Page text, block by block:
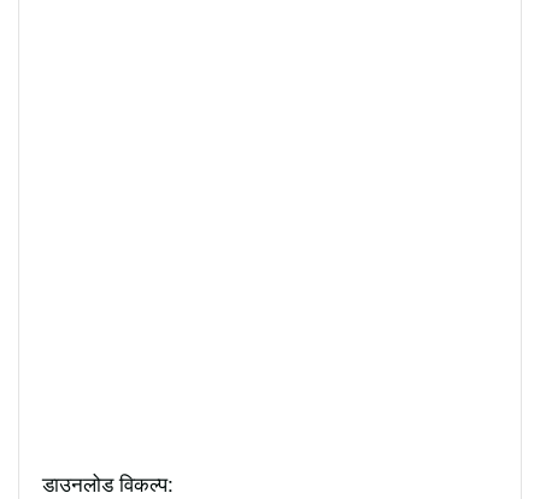
डाउनलोड विकल्प: